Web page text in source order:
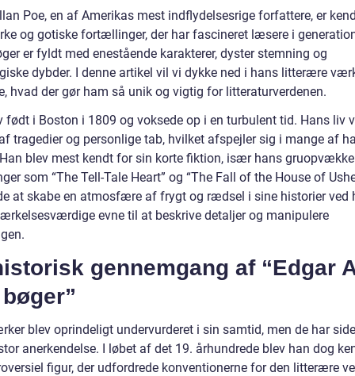
Poe, en af Amerikas mest indflydelsesrige forfattere, er
og gotiske fortællinger, der har fascineret læsere i
er fyldt med enestående karakterer, dyster stemning og
dybder. I denne artikel vil vi dykke ned i hans litterære
hvad der gør ham så unik og vigtig for litteraturverdenen.
født i Boston i 1809 og voksede op i en turbulent tid. Hans liv
tragedier og personlige tab, hvilket afspejler sig i mange af
blev mest kendt for sin korte fiktion, især hans
som “The Tell-Tale Heart” og “The Fall of the House of
at skabe en atmosfære af frygt og rædsel i sine historier
evne til at beskrive detaljer og manipulere
gennemgang af “Edgar
blev oprindeligt undervurderet i sin samtid, men de har
anerkendelse. I løbet af det 19. århundrede blev han dog
figur, der udfordrede konventionerne for den litterære